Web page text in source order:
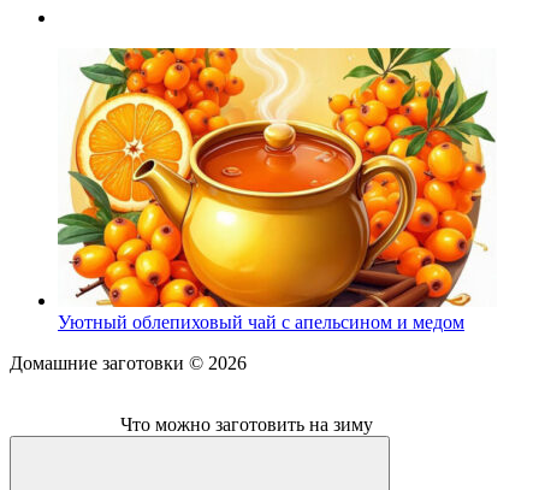
Уютный облепиховый чай с апельсином и медом
Домашние заготовки © 2026
Что можно заготовить на зиму